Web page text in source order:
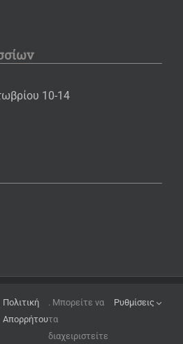
10-14
Όροι Χρήσης
Πολιτική
Απορρήτου
. Μπορείτε να
τα
διαχειριστείτε
Ρυθμίσεις